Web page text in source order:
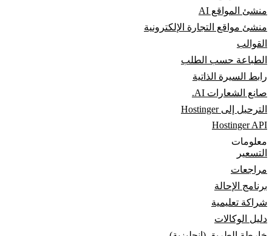
منشئ المواقع AI
منشئ مواقع التجارة الإلكترونية
القوالب
الطباعة حسب الطلب
رابط السيرة الذاتية
صانع الشعارات AI.
الترحيل إلى Hostinger
Hostinger API
معلومات
التسعير
مراجعات
برنامج الإحالة
شراكة تعليمية
دليل الوكالات